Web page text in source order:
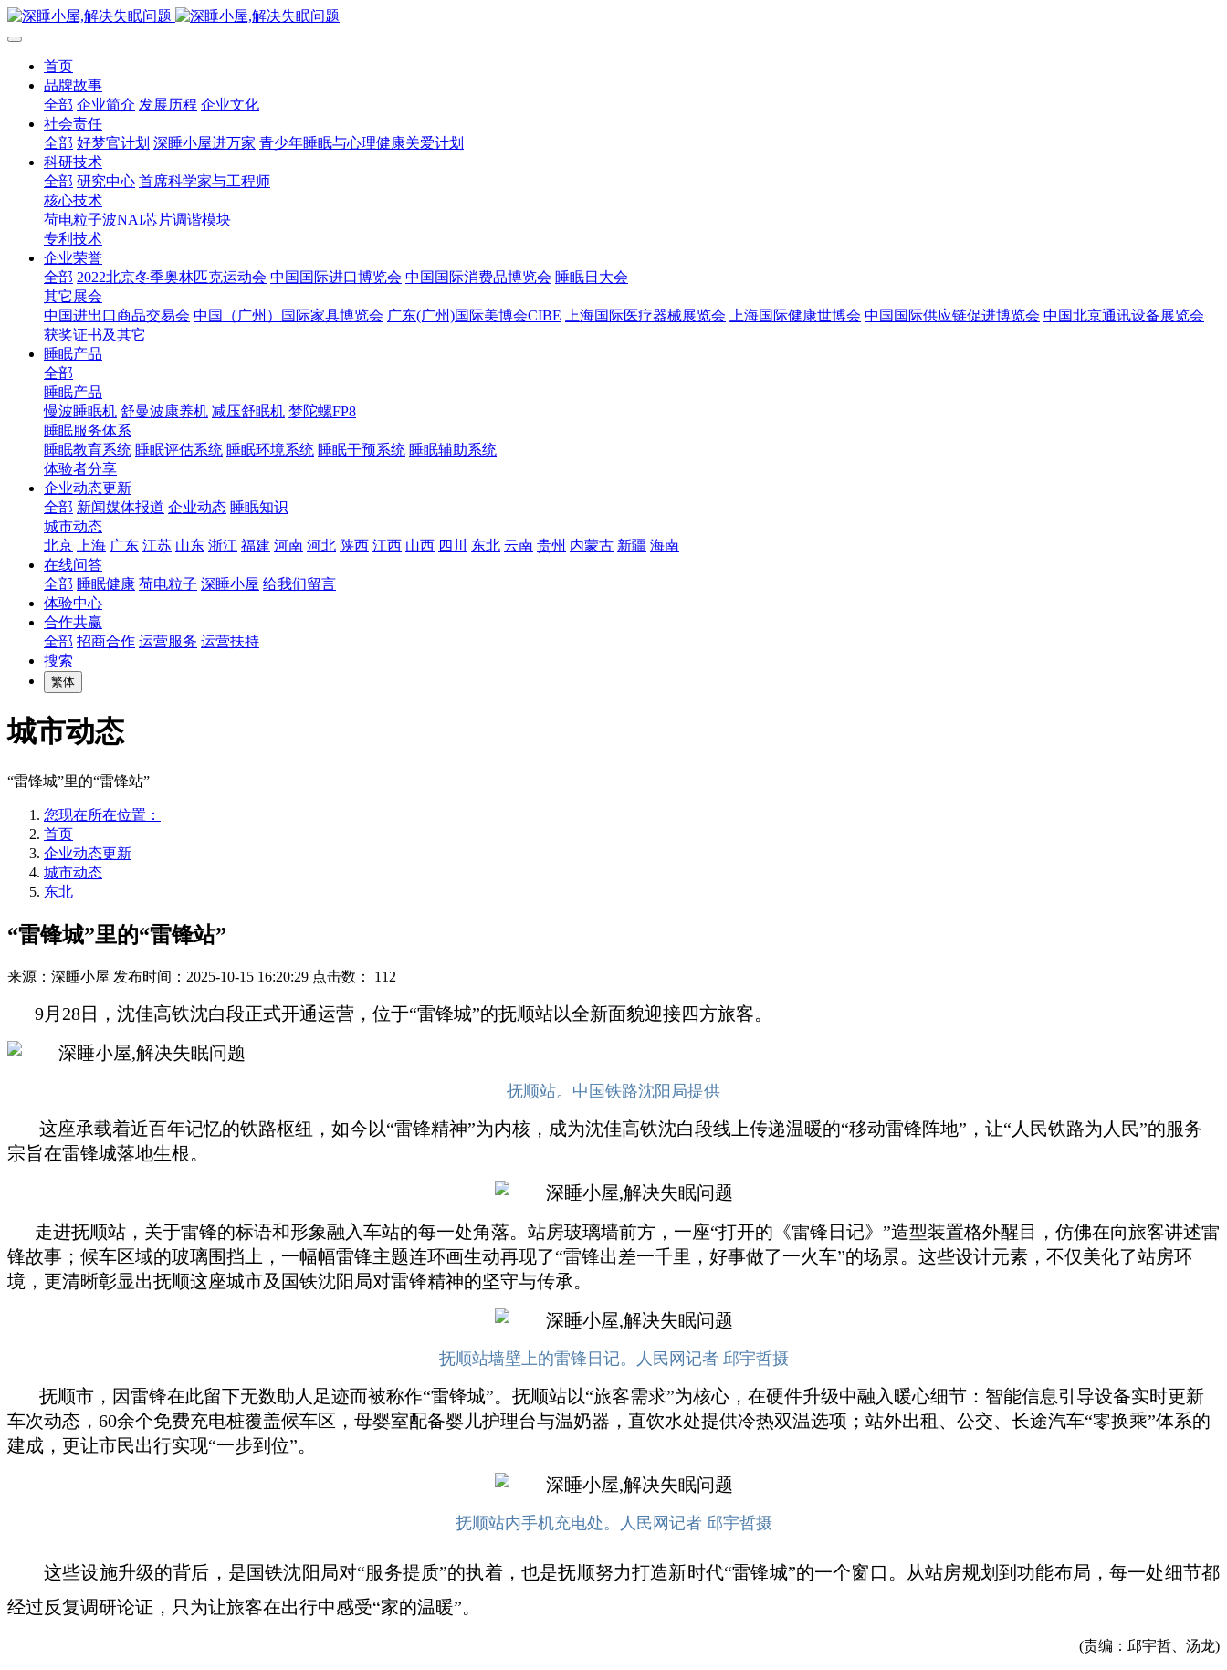
首页
品牌故事
全部 企业简介 发展历程 企业文化
社会责任
全部 好梦官计划 深睡小屋进万家 青少年睡眠与心理健康关爱计划
科研技术
全部 研究中心 首席科学家与工程师
核心技术
荷电粒子波NAI芯片调谐模块
专利技术
企业荣誉
全部 2022北京冬季奥林匹克运动会 中国国际进口博览会 中国国际消费品博览会 睡眠日大会
其它展会
中国进出口商品交易会 中国（广州）国际家具博览会 广东(广州)国际美博会CIBE 上海国际医疗器械展览会 上海国际健康世博会 中国国际供应链促进博览会 中国北京通讯设备展览会
获奖证书及其它
睡眠产品
全部
睡眠产品
慢波睡眠机 舒曼波康养机 减压舒眠机 梦陀螺FP8
睡眠服务体系
睡眠教育系统 睡眠评估系统 睡眠环境系统 睡眠干预系统 睡眠辅助系统
体验者分享
企业动态更新
全部 新闻媒体报道 企业动态 睡眠知识
城市动态
北京
上海 广东 江苏 山东 浙江 福建 河南 河北 陕西 江西 山西 四川 东北 云南 贵州 内蒙古 新疆 海南
在线问答
全部 睡眠健康 荷电粒子 深睡小屋 给我们留言
体验中心
合作共赢
全部 招商合作 运营服务 运营扶持
搜索
繁体
城市动态
“雷锋城”里的“雷锋站”
您现在所在位置：
首页
企业动态更新
城市动态
东北
“雷锋城”里的“雷锋站”
来源：深睡小屋 发布时间：2025-10-15 16:20:29 点击数： 112
9月28日，沈佳高铁沈白段正式开通运营，位于“雷锋城”的抚顺站以全新面貌迎接四方旅客。
抚顺站。中国铁路沈阳局提供
这座承载着近百年记忆的铁路枢纽，如今以“雷锋精神”为内核，成为沈佳高铁沈白段线上传递温暖的“移动雷锋阵地”，让“人民铁路为人民”的服务
宗旨在雷锋城落地生根。
走进抚顺站，关于雷锋的标语和形象融入车站的每一处角落。站房玻璃墙前方，一座“打开的《雷锋日记》”造型装置格外醒目，仿佛在向旅客讲述雷
锋故事；候车区域的玻璃围挡上，一幅幅雷锋主题连环画生动再现了“雷锋出差一千里，好事做了一火车”的场景。这些设计元素，不仅美化了站房环
境，更清晰彰显出抚顺这座城市及国铁沈阳局对雷锋精神的坚守与传承。
抚顺站墙壁上的雷锋日记。人民网记者 邱宇哲摄
抚顺市，因雷锋在此留下无数助人足迹而被称作“雷锋城”。抚顺站以“旅客需求”为核心，在硬件升级中融入暖心细节：智能信息引导设备实时更新
车次动态，60余个免费充电桩覆盖候车区，母婴室配备婴儿护理台与温奶器，直饮水处提供冷热双温选项；站外出租、公交、长途汽车“零换乘”体系的
建成，更让市民出行实现“一步到位”。
抚顺站内手机充电处。人民网记者 邱宇哲摄
这些设施升级的背后，是国铁沈阳局对“服务提质”的执着，也是抚顺努力打造新时代“雷锋城”的一个窗口。从站房规划到功能布局，每一处细节都
经过反复调研论证，只为让旅客在出行中感受“家的温暖”。
(责编：邱宇哲、汤龙)